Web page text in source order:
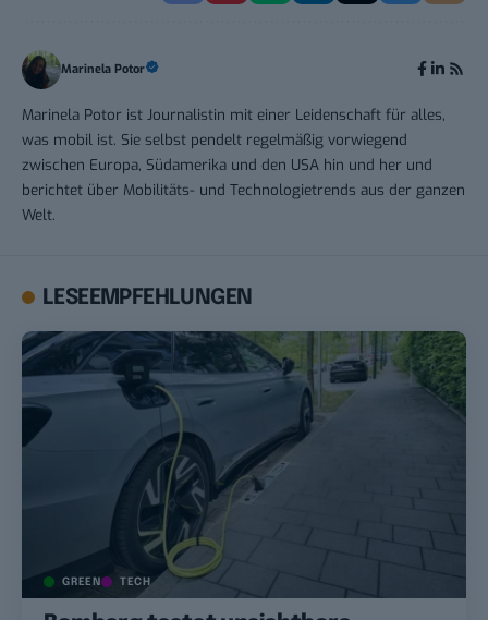
Marinela Potor
Marinela Potor ist Journalistin mit einer Leidenschaft für alles,
was mobil ist. Sie selbst pendelt regelmäßig vorwiegend
zwischen Europa, Südamerika und den USA hin und her und
berichtet über Mobilitäts- und Technologietrends aus der ganzen
Welt.
LESEEMPFEHLUNGEN
GREEN TECH